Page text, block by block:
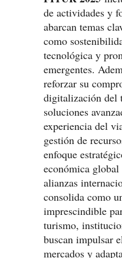
de actividades y
abarcan temas
como
tecnológica y
emergentes.
reforzar su
digitalización del
soluciones
experiencia del
gestión de
enfoque
económica
alianzas
consolida como
imprescindible
turismo,
buscan impulsar
mercados y